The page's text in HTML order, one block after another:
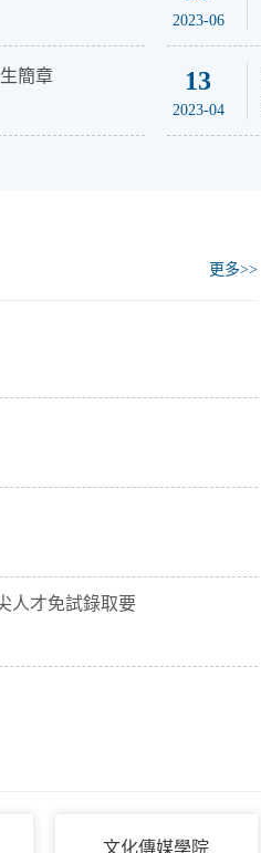
簡章
2023-06
13
2023-04
更多>>
人才免試錄取要
文化傳媒學院